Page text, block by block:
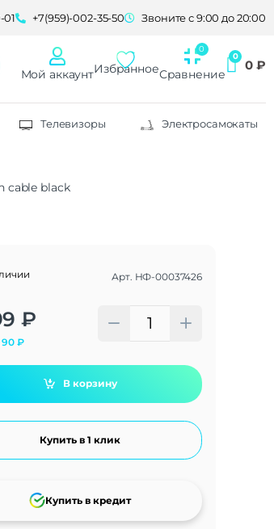
01 +7(959)-002-35-50 Звоните с 9:00 до 20:00
Мой аккаунтИзбранноеСравнение
0 ₽
Телевизоры Электросамокаты
cable black
Арт. НФ-00037426
₽
90₽
В корзину
Купить в 1 клик
Купить в кредит